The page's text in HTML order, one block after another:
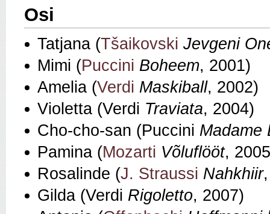
Osi
Tatjana (Tšaikovski Jevgeni
Mimi (Puccini Boheem, 2001)
Amelia (Verdi Maskiball, 2002)
Violetta (Verdi Traviata, 2004)
Cho-cho-san (Puccini Madame
Pamina (Mozarti Võluflööt,
Rosalinde (J. Straussi Nahkhiir
Gilda (Verdi Rigoletto, 2007)